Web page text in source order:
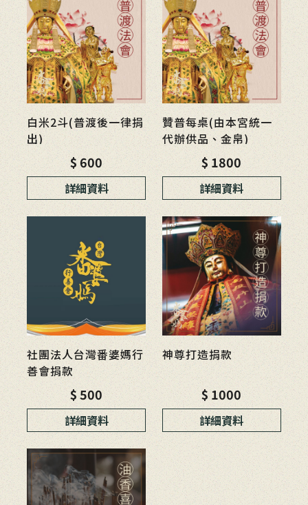
白米2斗(普渡後一律捐
出)
$ 600
詳細資料
贊普每桌(由本宮統一
代辦供品、金帛)
$ 1800
詳細資料
社團法人台灣番婆媽行
善會捐款
$ 500
詳細資料
神尊打造捐款
$ 1000
詳細資料